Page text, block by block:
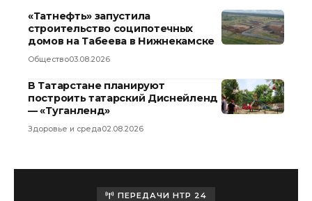
«Татнефть» запустила
строительство соципотечных
домов на Табеева в Нижнекамске
Общество03.08.2026
В Татарстане планируют
построить татарский Диснейленд
— «Туганленд»
Здоровье и среда02.08.2026
ПЕРЕДАЧИ НТР 24